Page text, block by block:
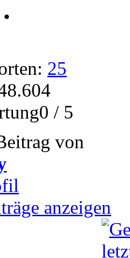
•
25
/ 5
von
anzeigen